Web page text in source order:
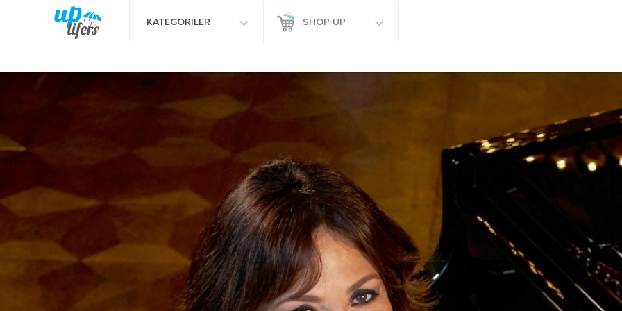
KATEGORİLER SHOP UP